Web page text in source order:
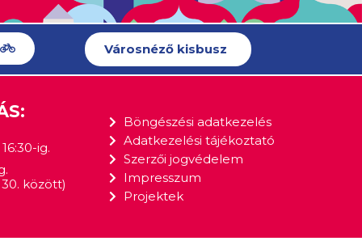
Városnéző kisbusz
ig.
között)
Böngészési adatkezelés
Adatkezelési tájékoztató
Szerzői jogvédelem
Impresszum
Projektek